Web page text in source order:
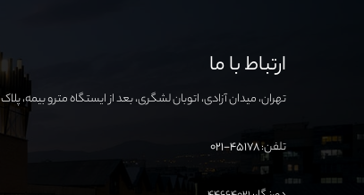
ارتباط با ما
تهران، میدان آزادی، اتوبان لشگری، بعد از ایستگاه مترو بیمه، پلاک ۳۱، کارخانه نوآوری آزادی
تلفن:۴۵۱۷۸-۰۲۱